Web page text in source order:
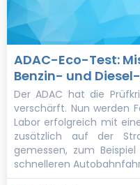
ADAC-Eco-Test:
Benzin- und
Der ADAC hat die
verschärft. Nun werden
Labor erfolgreich mit
zusätzlich auf der
gemessen, zum
schnelleren